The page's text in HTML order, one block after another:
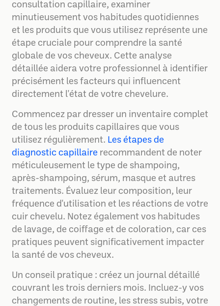
consultation capillaire, examiner
minutieusement vos habitudes quotidiennes
et les produits que vous utilisez représente une
étape cruciale pour comprendre la santé
globale de vos cheveux. Cette analyse
détaillée aidera votre professionnel à identifier
précisément les facteurs qui influencent
directement l'état de votre chevelure.
Commencez par dresser un inventaire complet
de tous les produits capillaires que vous
utilisez régulièrement. Les étapes de
diagnostic capillaire recommandent de noter
méticuleusement le type de shampoing,
après-shampoing, sérum, masque et autres
traitements. Évaluez leur composition, leur
fréquence d'utilisation et les réactions de votre
cuir chevelu. Notez également vos habitudes
de lavage, de coiffage et de coloration, car ces
pratiques peuvent significativement impacter
la santé de vos cheveux.
Un conseil pratique : créez un journal détaillé
couvrant les trois derniers mois. Incluez-y vos
changements de routine, les stress subis, votre